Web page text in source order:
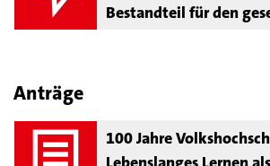
Bestandteil für den
Anträge
100 Jahre